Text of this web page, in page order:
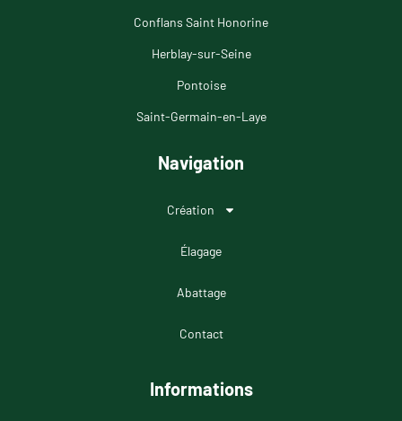
Conflans Saint Honorine
Herblay-sur-Seine
Pontoise
Saint-Germain-en-Laye
Navigation
Création
Élagage
Abattage
Contact
Informations